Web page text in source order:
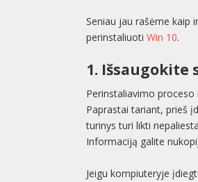
Seniau jau rašėme
perinstaliuotiWin 10.
1. Išsaugokite
Perinstaliavimo
Paprastai tariant, prieš
turinys turi likti
Informaciją galite
Jeigu kompiuteryje